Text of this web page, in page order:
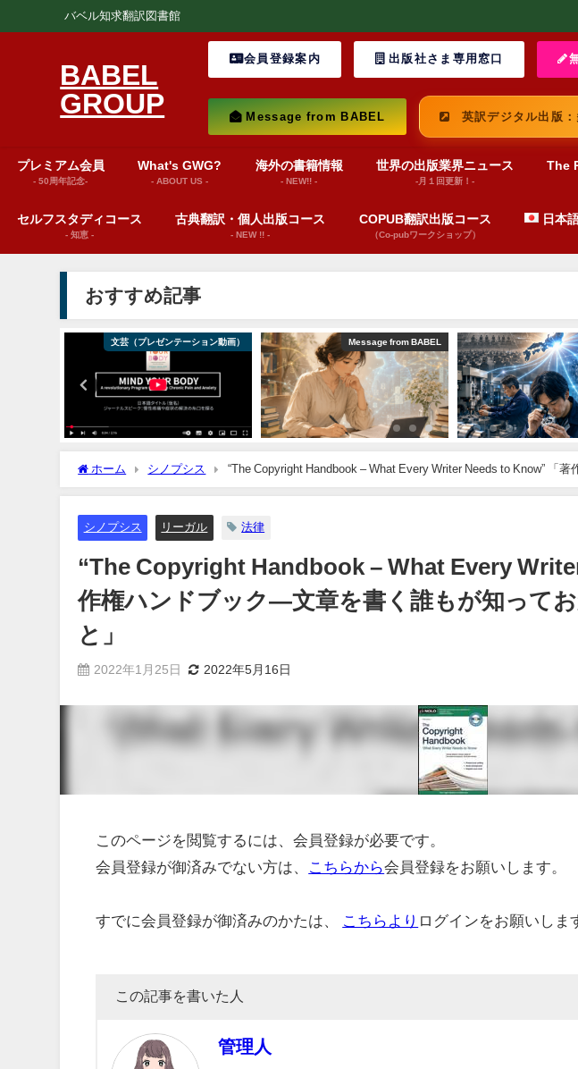
バベル知求翻訳図書館
BABEL
GROUP
会員登録案内 出版社さま専用窓口
Message from BABEL 英訳デジタル出版
プレミアム会員
- 50周年記念-
What's GWG?
- ABOUT US -
海外の書籍情報
- NEW!! -
世界の出版業界ニュース
-月１回更新！-
The
セルフスタディコース
- 知恵 -
古典翻訳・個人出版コース
- NEW !! -
COPUB翻訳出版コース
（Co-pubワークショップ）
日本
おすすめ記事
Message from BABEL 巻頭言 文芸（プレ
ホーム シノプシス
“The Copyright Handbook – What Every Writer Needs to Know” 「著作権ハンドブック―文章を書く誰もが知っておか
なければならないこと」
シノプシス リーガル 法律
“The Copyright Handbook – What Every
作権ハンドブック―文章を書く誰もが知って
と」
2022年1月25日 2022年5月16日
このページを閲覧するには、会員登録が必要です。
会員登録が御済みでない方は、
こちらから会員登録をお願いします。
すでに会員登録が御済みのかたは、 こちらより ログインをお願いしま
この記事を書いた人
管理人